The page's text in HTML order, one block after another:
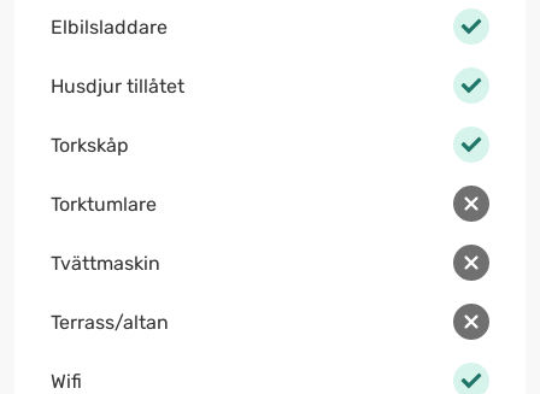
Elbilsladdare
Husdjur tillåtet
Torkskåp
Torktumlare
Tvättmaskin
Terrass/altan
Wifi